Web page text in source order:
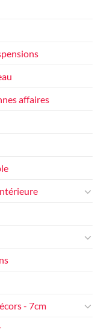
affaires
- 7cm